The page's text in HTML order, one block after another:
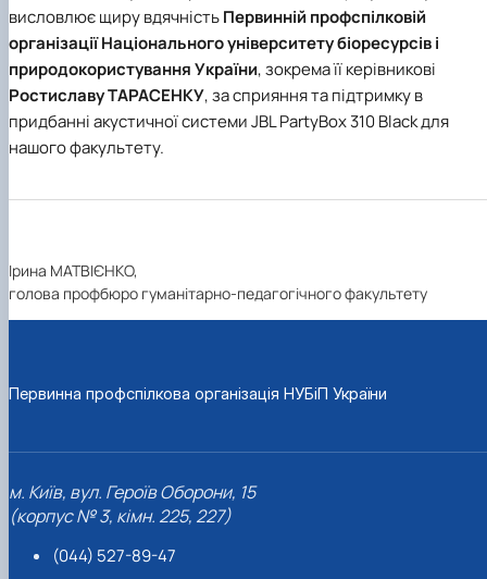
висловлює щиру вдячністьПервинній профспілковій
організації Національного університету біоресурсів і
природокористування України, зокрема її керівникові
Ростиславу ТАРАСЕНКУ, за сприяння та підтримку в
придбанні акустичної системиJBL PartyBox 310 Blackдля
нашого факультету.
Ірина МАТВІЄНКО,
голова профбюро гуманітарно-педагогічного факультету
Первинна профспілкова організація НУБіП України
м. Київ, вул. Героїв Оборони, 15
(корпус № 3, кімн. 225, 227)
(044) 527-89-47